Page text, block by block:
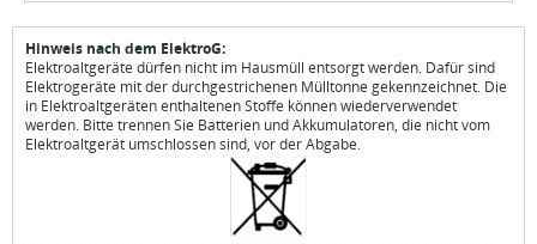
Hinweis nach dem ElektroG:
Elektroaltgeräte dürfen nicht im Hausmüll entsorgt werden. Dafür sind
Elektrogeräte mit der durchgestrichenen Mülltonne gekennzeichnet. Die
in Elektroaltgeräten enthaltenen Stoffe können wiederverwendet
werden. Bitte trennen Sie Batterien und Akkumulatoren, die nicht vom
Elektroaltgerät umschlossen sind, vor der Abgabe.